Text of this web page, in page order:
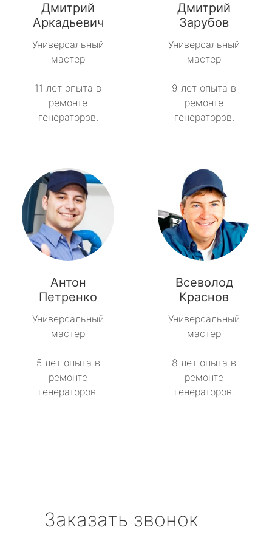
Дмитрий
Аркадьевич
Универсальный
мастер
11 лет опыта в
ремонте
генераторов.
Дмитрий
Зарубов
Универсальный
мастер
9 лет опыта в
ремонте
генераторов.
Антон
Петренко
Универсальный
мастер
5 лет опыта в
ремонте
генераторов.
Всеволод
Краснов
Универсальный
мастер
8 лет опыта в
ремонте
генераторов.
Заказать звонок